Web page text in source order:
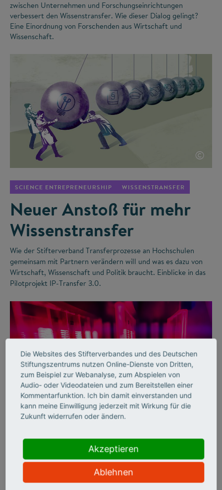
zwischen Unternehmen und Forschungseinrichtungen
verbessert den Wissenstransfer. Wie dieser Dialog gelingt?
Eine Einordnung von Forschenden aus Wirtschaft und
Wissenschaft.
©
SCIENCE ENTREPRENEURSHIP WISSENSTRANSFER
Neuer Anstoß für mehr
Wissenstransfer
Wie der Stifterverband Transferprozesse an Hochschulen
gemeinsam mit Partnern verändern will und was es dazu von
Wirtschaft, Wissenschaft und Politik braucht. Einblicke in das
Pilotprojekt IP-Transfer 3.0.
Mehr Licht!
Erfolgreicher Wissenstransfer: ams OSRAM und das
Die Websites des Stifterverbandes und des Deutschen
Stiftungszentrums nutzen Online-Dienste von Dritten,
zum Beispiel zur Webanalyse, zum Abspielen von
Audio- oder Videodateien und zum Bereitstellen einer
Kommentarfunktion. Ich bin damit einverstanden und
kann meine Einwilligung jederzeit mit Wirkung für die
Zukunft widerrufen oder ändern.
Akzeptieren
Ablehnen